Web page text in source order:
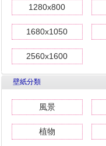
1280x800
1680x1050
2560x1600
壁紙分類
風景
植物